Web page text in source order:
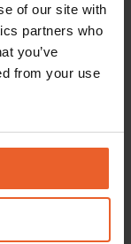
of our site with
partners who
you’ve
from your use
het
maaltijden
of bijna-
of een